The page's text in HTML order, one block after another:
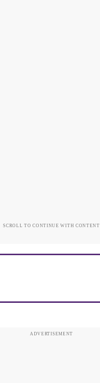
SCROLL TO CONTINUE WITH CONTENT
ADVERTISEMENT